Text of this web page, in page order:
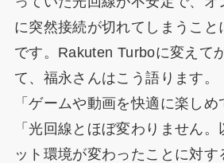
に突然接続が切れてしまうこと
です。Rakuten Turboに変えて
て、福永さんはこう語ります。
「ゲームや動画を快適に楽しめ
「光回線とほぼ変わりません
ット環境が変わったことに対す